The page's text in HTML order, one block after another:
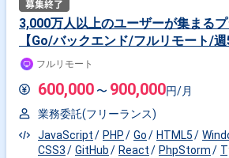
ているなど、開発体験における課題があります。
を考え、 React, TypeScript, styledcomponents
Next.js などを利用し現行の投資家向けサービス
開発を担当いただきます。 ※20代〜30代が中心
指す方歓迎
3,000万人以上のユーザーが集まる
【Go/バックエンド/フルリモート/
のゲームプラットフォームの全範囲
設計と開発（jd01527）
フルリモート
600,000 〜 900,000円/月
業務委託(フリーランス)
JavaScript
PHP Go HTML5
CSS3
GitHub React PhpStorm